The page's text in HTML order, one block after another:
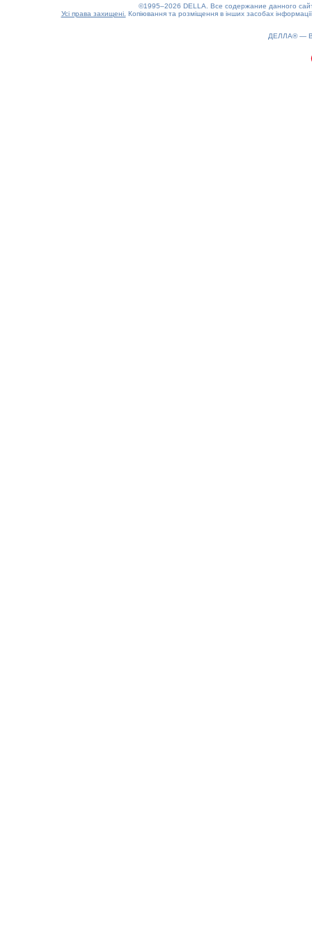
©1995–2026 DELLA. Все содержание данного
Усі права захищені. Копіювання та розміщення в інших засобах
ДЕЛЛА® —